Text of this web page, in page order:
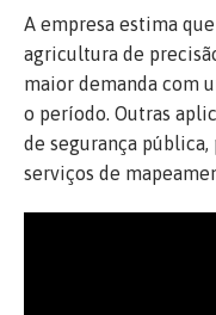
A empresa estima
agricultura de
maior demanda com
o período. Outras
de segurança
serviços de